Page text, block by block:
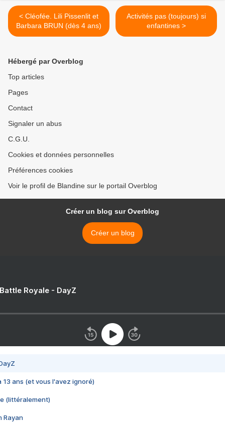
< Cléofée. Lili Pissenlit et
Barbara BRUN (dès 4 ans)
Activités pas (toujours) si
enfantines >
Hébergé par Overblog
Top articles
Pages
Contact
Signaler un abus
C.G.U.
Cookies et données personnelles
Préférences cookies
Voir le profil de Blandine sur le portail Overblog
Créer un blog sur Overblog
Créer un blog
Royale - DayZ
13 ans (et vous l'avez ignoré)
(littéralement)
Rayan